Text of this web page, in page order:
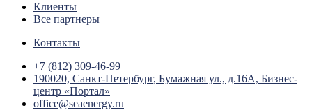
Клиенты
Все партнеры
Контакты
+7 (812) 309-46-99
190020, Санкт-Петербург, Бумажная ул., д.16А, Бизнес-
центр «Портал»
office@seaenergy.ru